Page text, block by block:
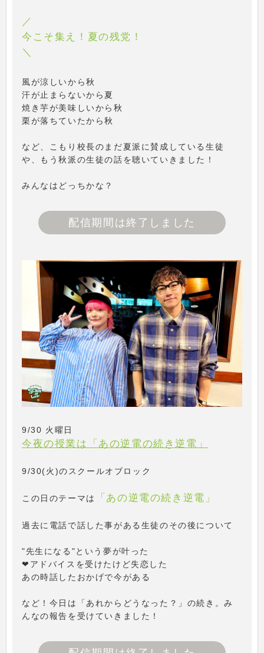
／
今こそ集え！夏の残党！
＼
風が涼しいから秋
汗が止まらないから夏
焼き芋が美味しいから秋
栗が落ちていたから秋
など、こもり校長のまだ夏派に賛成している生徒
や、もう秋派の生徒の話を聴いていきました！
みんなはどっちかな？
配信期間は終了しました
9/30 火曜日
今夜の授業は「あの逆電の続き逆電」
9/30(火)のスクールオブロック
この日のテーマは 「あの逆電の続き逆電」
過去に電話で話した事がある生徒のその後について
"先生になる"という夢が叶った
❤アドバイスを受けたけど失恋した
あの時話したおかげで今がある
など！今日は「あれからどうなった？」の続き。み
んなの報告を受けていきました！